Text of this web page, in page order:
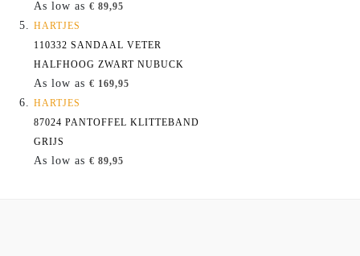
As low as € 89,95
HARTJES
110332 SANDAAL VETER
HALFHOOG ZWART NUBUCK
As low as € 169,95
HARTJES
87024 PANTOFFEL KLITTEBAND
GRIJS
As low as € 89,95